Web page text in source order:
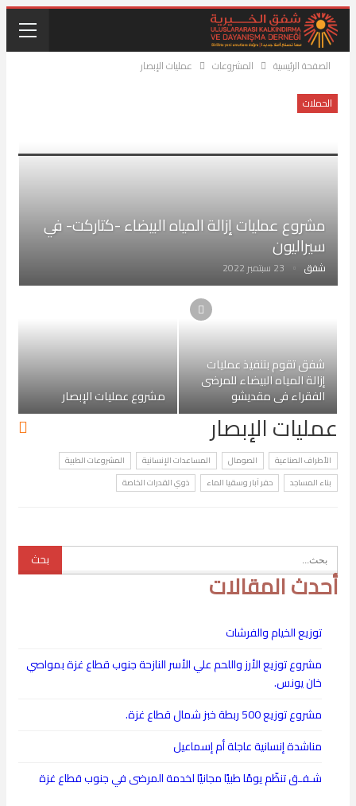
الصفحة الرئيسية المشروعات عمليات الإبصار
الحملات
مشروع عمليات إزالة المياه البيضاء -كتاركت- في
سيراليون
شفق 23 سبتمبر 2022
شفق تقوم بتنفيذ عمليات
إزالة المياه البيضاء للمرضى
الفقراء في مقديشو مشروع عمليات الإبصار
عمليات الإبصار
الأطراف الصناعية الصومال المساعدات الإنسانية
المشروعات الطبية
بناء المساجد
حفر آبار وسقيا الماء ذوي القدرات الخاصة
أحدث المقالات
توزيع الخيام والفرشات
مشروع توزيع الأرز واللحم علي الأسر النازحة جنوب قطاع غزة بمواصي
خان يونس.
مشروع توزيع 500 ربطة خبز شمال قطاع غزة.
مناشدة إنسانية عاجلة أم إسماعيل
شـفـق تنظّم يومًا طبيًا مجانيًا لخدمة المرضى في جنوب قطاع غزة